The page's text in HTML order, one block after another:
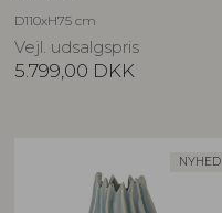
D110xH75 cm
Vejl. udsalgspris
5.799,00 DKK
NYHED